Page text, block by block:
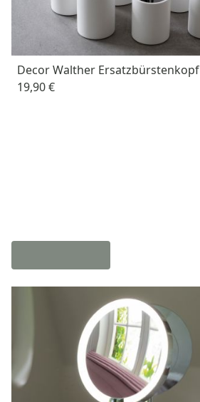
Decor Walther Ersatzbürstenkopf
19,90 €